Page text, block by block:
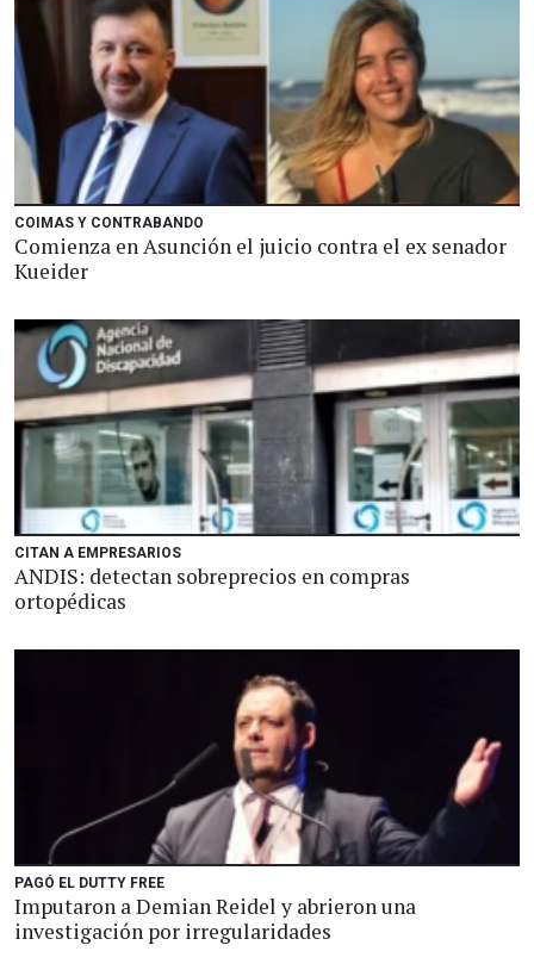
COIMAS Y CONTRABANDO
Comienza en Asunción el juicio contra el ex senador
Kueider
CITAN A EMPRESARIOS
ANDIS: detectan sobreprecios en compras
ortopédicas
PAGÓ EL DUTTY FREE
Imputaron a Demian Reidel y abrieron una
investigación por irregularidades